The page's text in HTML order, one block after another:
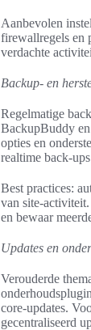
Aanbevolen
firewallregels en
verdachte
Backup- en
Regelmatige
BackupBuddy
opties en
realtime back-
Best practices:
van site-
en bewaar
Updates en
Verouderde
core-updates.
gecentraliseerd